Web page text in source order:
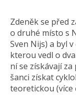
Zdeněk se před
o druhé místo s
Sven Nijs) a byl
kterou vedl o
ní se získávají
šanci získat
teoretickou (více